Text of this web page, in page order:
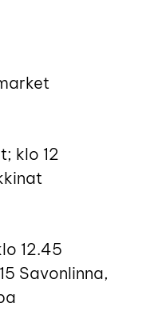
klo 12
12.45
Savonlinna,